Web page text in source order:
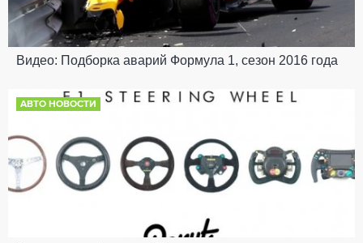
Видео: Подборка аварий Формула 1, сезон 2016 года
АВТО НОВОСТИ